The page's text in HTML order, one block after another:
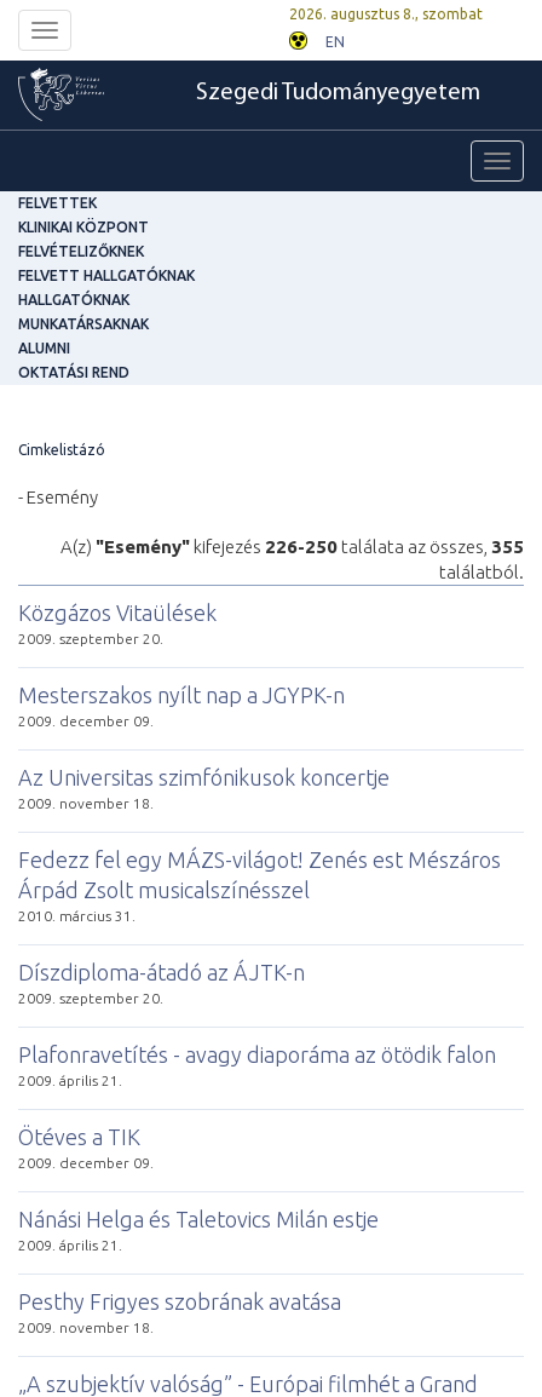
Toggle
navigation
2026. augusztus 8., szombat
EN
Szegedi Tudományegyetem
FELVETTEK
KLINIKAI KÖZPONT
FELVÉTELIZŐKNEK
FELVETT HALLGATÓKNAK
HALLGATÓKNAK
MUNKATÁRSAKNAK
ALUMNI
OKTATÁSI REND
Cimkelistázó
- Esemény
A(z) "Esemény" kifejezés 226-250 találata az összes, 355
találatból.
Közgázos Vitaülések
2009. szeptember 20.
Mesterszakos nyílt nap a JGYPK-n
2009. december 09.
Az Universitas szimfónikusok koncertje
2009. november 18.
Fedezz fel egy MÁZS-világot! Zenés est Mészáros
Árpád Zsolt musicalszínésszel
2010. március 31.
Díszdiploma-átadó az ÁJTK-n
2009. szeptember 20.
Plafonravetítés - avagy diaporáma az ötödik falon
2009. április 21.
Ötéves a TIK
2009. december 09.
Nánási Helga és Taletovics Milán estje
2009. április 21.
Pesthy Frigyes szobrának avatása
2009. november 18.
„A szubjektív valóság” - Európai filmhét a Grand